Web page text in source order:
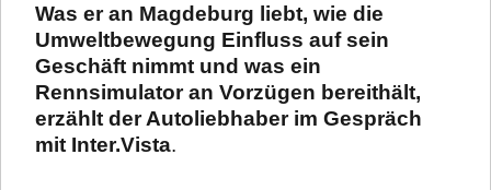
Was er an Magdeburg liebt, wie die
Umweltbewegung Einfluss auf sein
Geschäft nimmt und was ein
Rennsimulator an Vorzügen bereithält,
erzählt der Autoliebhaber im Gespräch
mit Inter.Vista.